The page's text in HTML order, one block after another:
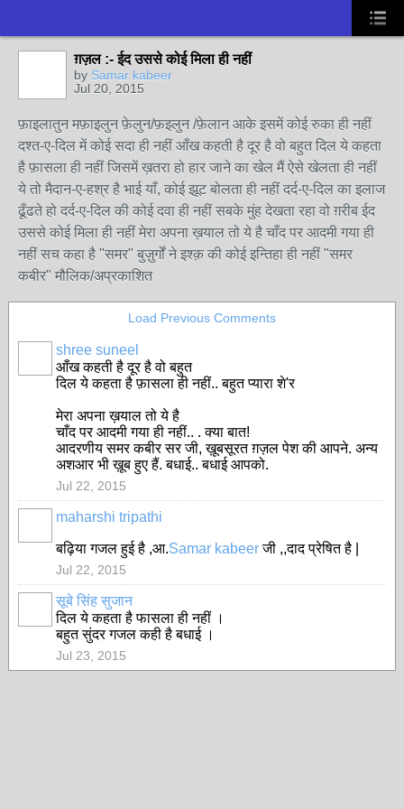
ग़ज़ल :- ईद उससे कोई मिला ही नहीं
by Samar kabeer
Jul 20, 2015
फ़ाइलातुन मफ़ाइलुन फ़ेलुन/फ़इलुन /फ़ेलान आके इसमें कोई रुका ही नहीं
दश्त-ए-दिल में कोई सदा ही नहीं आँख कहती है दूर है वो बहुत दिल ये कहता
है फ़ासला ही नहीं जिसमें ख़तरा हो हार जाने का खेल मैं ऐसे खेलता ही नहीं
ये तो मैदान-ए-हश्र है भाई याँ, कोई झूट बोलता ही नहीं दर्द-ए-दिल का इलाज
ढूँढते हो दर्द-ए-दिल की कोई दवा ही नहीं सबके मुंह देखता रहा वो ग़रीब ईद
उससे कोई मिला ही नहीं मेरा अपना ख़याल तो ये है चाँद पर आदमी गया ही
नहीं सच कहा है "समर" बुज़ुर्गों ने इश्क़ की कोई इन्तिहा ही नहीं "समर
कबीर" मौलिक/अप्रकाशित
Load Previous Comments
shree suneel
आँख कहती है दूर है वो बहुत
दिल ये कहता है फ़ासला ही नहीं.. बहुत प्यारा शे'र
मेरा अपना ख़याल तो ये है
चाँद पर आदमी गया ही नहीं.. . क्या बात!
आदरणीय समर कबीर सर जी, ख़ूबसूरत ग़ज़ल पेश की आपने. अन्य
अशआर भी ख़ूब हुए हैं. बधाई.. बधाई आपको.
Jul 22, 2015
maharshi tripathi
बढ़िया गजल हुई है ,आ.Samar kabeerजी ,,दाद प्रेषित है |
Jul 22, 2015
सूबे सिंह सुजान
दिल ये कहता है फासला ही नहीं ।
बहुत सुंदर गजल कही है बधाई ।
Jul 23, 2015